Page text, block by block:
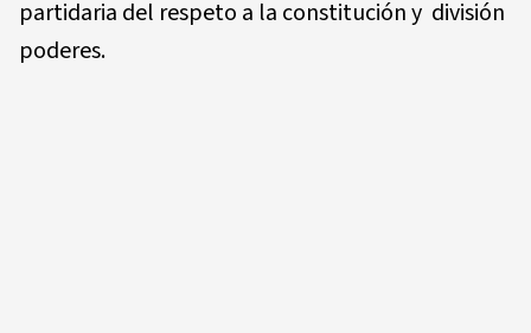
partidaria del respeto a la constitución y división
poderes.